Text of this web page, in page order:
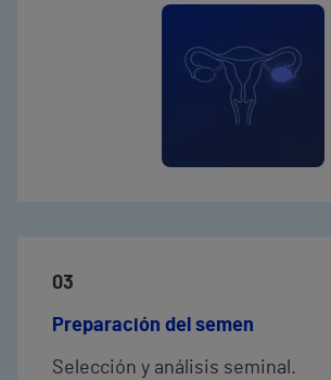
03
Preparación del semen
Selección y análisis seminal.